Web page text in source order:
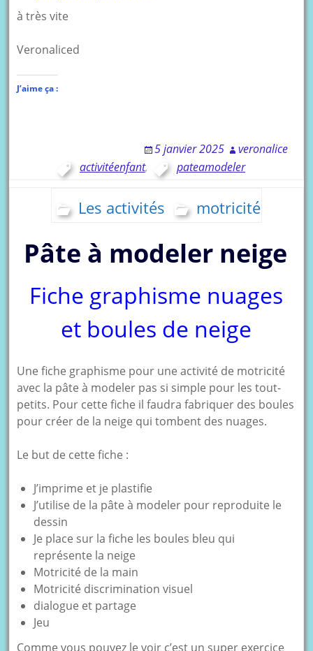
à très vite
Veronaliced
J’aime ça :
5 janvier 2025
veronalice
activitéenfant, pateamodeler
Les activités motricité
Pâte à modeler neige
Fiche graphisme nuages
et boules de neige
Une fiche graphisme pour une activité de motricité
avec la pâte à modeler pas si simple pour les tout-
petits. Pour cette fiche il faudra fabriquer des boules
pour créer de la neige qui tombent des nuages.
Le but de cette fiche :
J’imprime et je plastifie
J’utilise de la pâte à modeler pour reproduite le
dessin
Je place sur la fiche les boules bleu qui
représente la neige
Motricité de la main
Motricité discrimination visuel
dialogue et partage
Jeu
Comme vous pouvez le voir c’est un super exercice